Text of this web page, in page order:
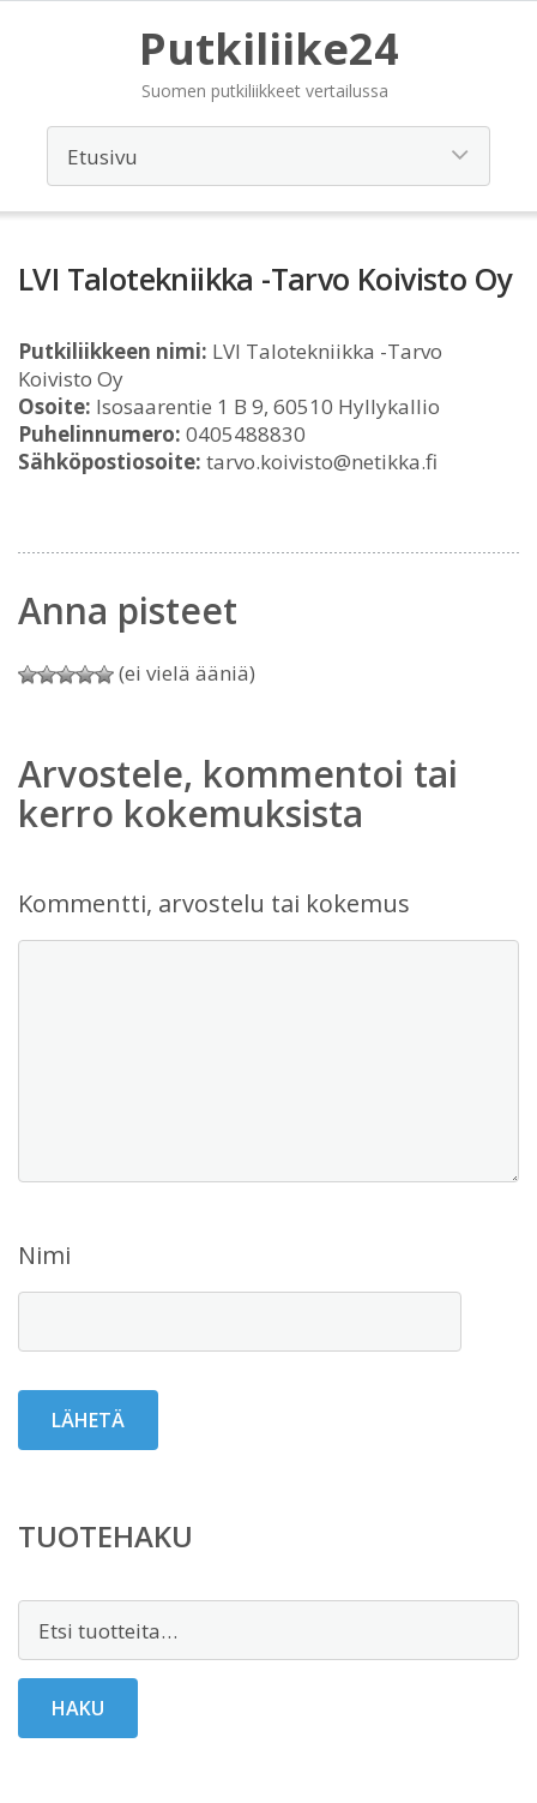
Putkiliike24
Suomen putkiliikkeet vertailussa
LVI Talotekniikka -Tarvo Koivisto Oy
Putkiliikkeen nimi: LVI Talotekniikka -Tarvo
Koivisto Oy
Osoite: Isosaarentie 1 B 9, 60510 Hyllykallio
Puhelinnumero: 0405488830
Sähköpostiosoite: tarvo.koivisto@netikka.fi
Anna pisteet
(ei vielä ääniä)
Arvostele, kommentoi tai
kerro kokemuksista
Kommentti, arvostelu tai kokemus
Nimi
TUOTEHAKU
HAKU